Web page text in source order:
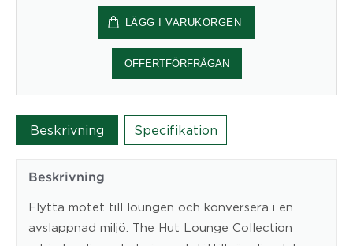
Säng
till
Open
Hut
utan
Top
med
mm
mängd
LÄGG I VARUKORGEN
OFFERTFÖRFRÅGAN
Beskrivning Specifikation
Beskrivning
Flytta mötet till loungen och konversera i en
avslappnad miljö. The Hut Lounge Collection